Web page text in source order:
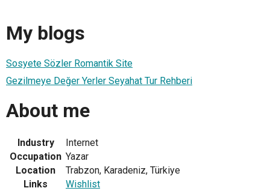
My blogs
Sosyete Sözler Romantik Site
Gezilmeye Değer Yerler Seyahat Tur Rehberi
About me
Industry
Internet
Occupation Yazar
Location
Trabzon, Karadeniz, Türkiye
Links
Wishlist